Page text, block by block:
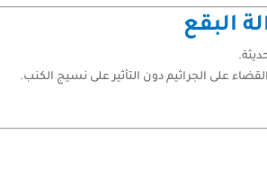
البقع
القضاء على الجراثيم دون التأثير على نسيج الكنب.